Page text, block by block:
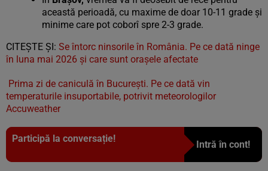
această perioadă, cu maxime de doar 10-11 grade și
minime care pot coborî spre 2-3 grade.
CITEȘTE ȘI: Se întorc ninsorile în România. Pe ce dată ninge
în luna mai 2026 și care sunt orașele afectate
Prima zi de caniculă în București. Pe ce dată vin
temperaturile insuportabile, potrivit meteorologilor
Accuweather
Participă la conversație!
Intră în cont!